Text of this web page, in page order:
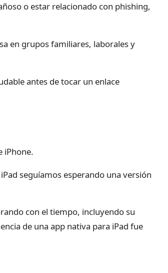
o estar relacionado con phishing,
en grupos familiares, laborales y
antes de tocar un enlace
iPhone.
seguíamos esperando una versión
con el tiempo, incluyendo su
de una app nativa para iPad fue